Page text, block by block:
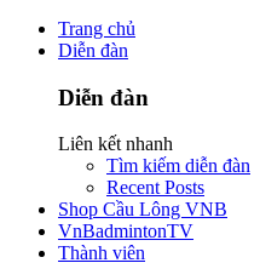
Trang chủ
Diễn đàn
Diễn đàn
Liên kết nhanh
Tìm kiếm diễn đàn
Recent Posts
Shop Cầu Lông VNB
VnBadmintonTV
Thành viên